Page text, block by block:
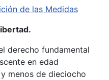
de las Medidas
derecho fundamental
en edad
menos de dieciocho